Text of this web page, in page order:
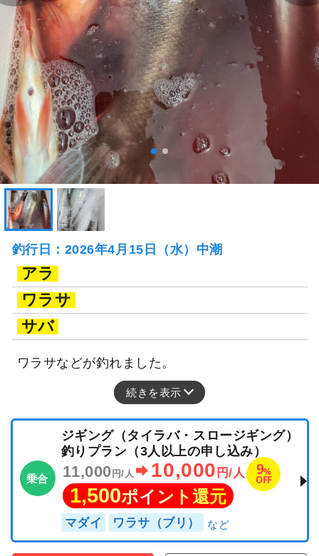
釣行日：2026年4月15日（水）中潮
アラ
ワラサ
サバ
ワラサなどが釣れました。
続きを表示
乗合
ジギング（タイラバ・スロージギング）
釣りプラン（3人以上の申し込み）
11,000 円/人 10,000 円/人 9%
OFF
1,500ポイント還元
マダイ ワラサ（ブリ）